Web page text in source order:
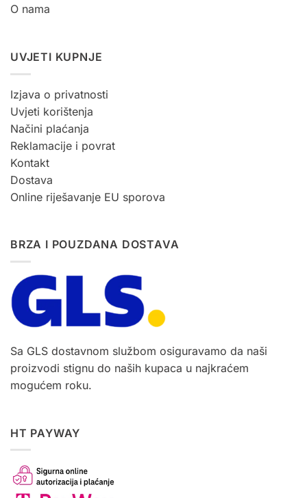
O nama
UVJETI KUPNJE
Izjava o privatnosti
Uvjeti korištenja
Načini plaćanja
Reklamacije i povrat
Kontakt
Dostava
Online riješavanje EU sporova
BRZA I POUZDANA DOSTAVA
Sa GLS dostavnom službom osiguravamo da naši
proizvodi stignu do naših kupaca u najkraćem
mogućem roku.
HT PAYWAY